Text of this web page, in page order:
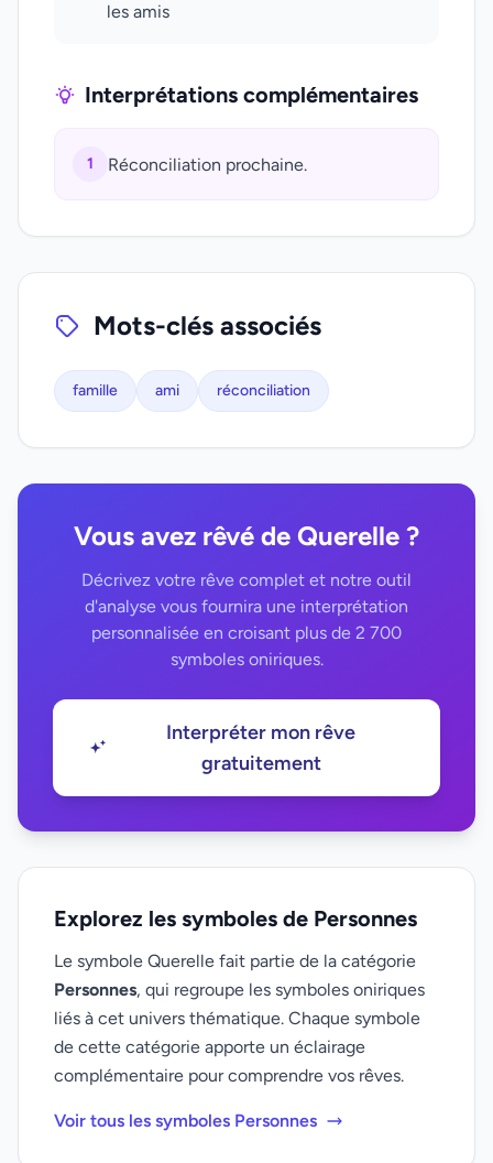
les amis
Interprétations complémentaires
1 Réconciliation prochaine.
Mots-clés associés
famille ami réconciliation
Vous avez rêvé de Querelle ?
Décrivez votre rêve complet et notre outil
d'analyse vous fournira une interprétation
personnalisée en croisant plus de 2 700
symboles oniriques.
Interpréter mon rêve
gratuitement
Explorez les symboles de Personnes
Le symbole Querelle fait partie de la catégorie
Personnes, qui regroupe les symboles oniriques
liés à cet univers thématique. Chaque symbole
de cette catégorie apporte un éclairage
complémentaire pour comprendre vos rêves.
Voir tous les symboles Personnes